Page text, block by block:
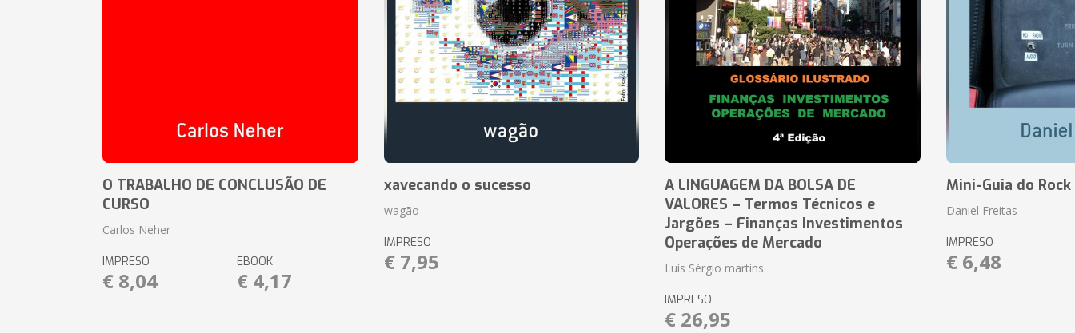
O TRABALHO DE CONCLUSÃO DE
CURSO
Carlos Neher
IMPRESO
€ 8,04
EBOOK
€ 4,17
xavecando o sucesso
wagão
IMPRESO
€ 7,95
A LINGUAGEM DA BOLSA DE
VALORES – Termos Técnicos e
Jargões – Finanças Investimentos
Operações de Mercado
Luís Sérgio martins
IMPRESO
€ 26,95
Mini-Guia do
Daniel Freitas
IMPRESO
€ 6,48